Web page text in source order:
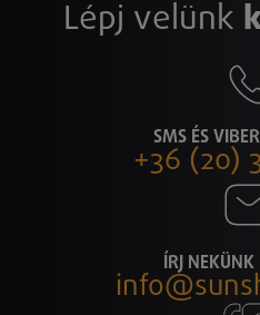
Lépj velünk
SMS ÉS
+36 (20)
ÍRJ NEKÜNK